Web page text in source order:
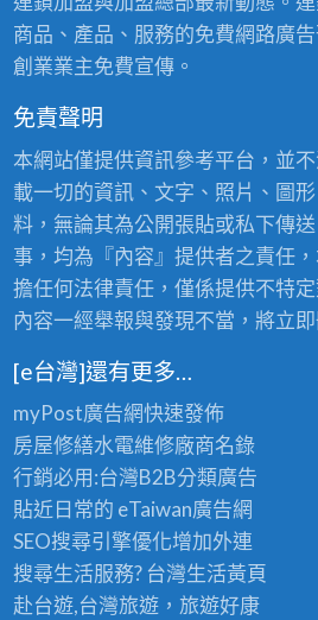
商品、產品、服務的免費網路廣
創業業主免費宣傳。
免責聲明
本網站僅提供資訊參考平台，並
載一切的資訊、文字、照片、圖
料，無論其為公開張貼或私下傳
事，均為『內容』提供者之責任
擔任何法律責任，僅係提供不特
內容一經舉報與發現不當，將立
[e台灣]還有更多…
myPost廣告網快速發佈
房屋修繕水電維修廠商名錄
行銷必用:台灣B2B分類廣告
貼近日常的 eTaiwan廣告網
SEO搜尋引擎優化增加外連
搜尋生活服務? 台灣生活黃頁
赴台遊,台灣旅遊，旅遊好康